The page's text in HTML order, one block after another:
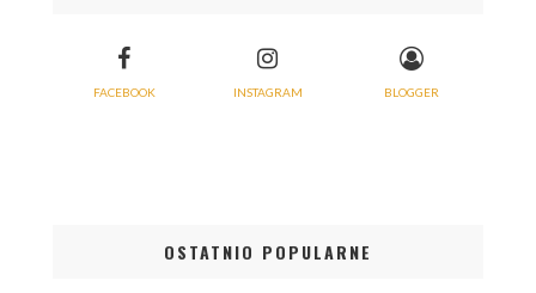
FACEBOOK INSTAGRAM BLOGGER
OSTATNIO POPULARNE